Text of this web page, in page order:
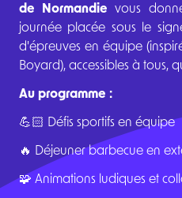
de Normandie vous
journée placée sous le
d'épreuves en équipe
Boyard), accessibles à tous,
Au programme :
💪🏻 Défis sportifs en équipe
🔥 Déjeuner barbecue en
🧩 Animations ludiques et